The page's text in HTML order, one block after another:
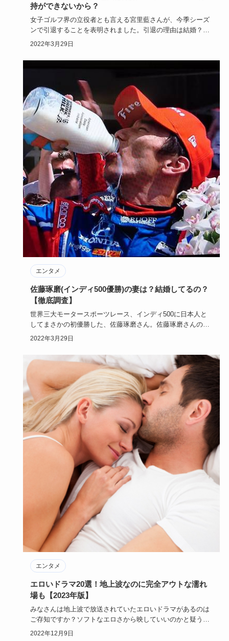
持ができないから？
女子ゴルフ界の立役者とも言える宮里藍さんが、今季シーズ
ンで引退することを表明されました。引退の理由は結婚？そ
れとも病気？3…
2022年3月29日
エンタメ
佐藤琢磨(インディ500優勝)の妻は？結婚してるの？
【徹底調査】
世界三大モータースポーツレース、インディ500に日本人と
してまさかの初優勝した、佐藤琢磨さん。佐藤琢磨さんの年
収は？結婚は…
2022年3月29日
エンタメ
エロいドラマ20選！地上波なのに完全アウトな濡れ
場も【2023年版】
みなさんは地上波で放送されていたエロいドラマがあるのは
ご存知ですか？ソフトなエロさから映していいのかと疑うほ
どの過激なシー…
2022年12月9日